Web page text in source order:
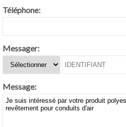
Téléphone:
Messager:
Message: